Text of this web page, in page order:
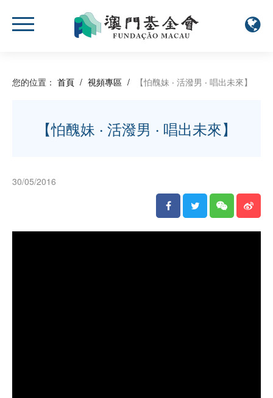
您的位置： 首頁 / 視頻專區 / 【怕醜妹 ‧ 活潑男 ‧ 唱出未來】
【怕醜妹 ‧ 活潑男 ‧ 唱出未來】
30/05/2016